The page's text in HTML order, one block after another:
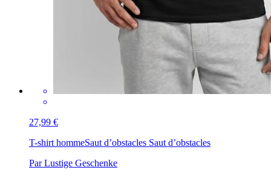
27,99 €
T-shirt hommeSaut d’obstacles Saut d’obstacles
Par Lustige Geschenke